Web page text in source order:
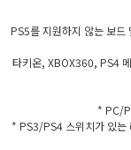
PS5를 지원하지 않는 보드
타키온, XBOX360, PS4
* PC/
* PS3/PS4 스위치가 있는